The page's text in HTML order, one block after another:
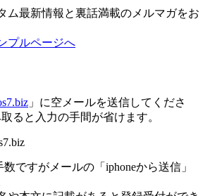
ム最新情報と裏話満載のメルマガをお
プルページへ
」に空メールを送信してくださ
ると入力の手間が省けます。
ですがメールの「iphoneから送信」